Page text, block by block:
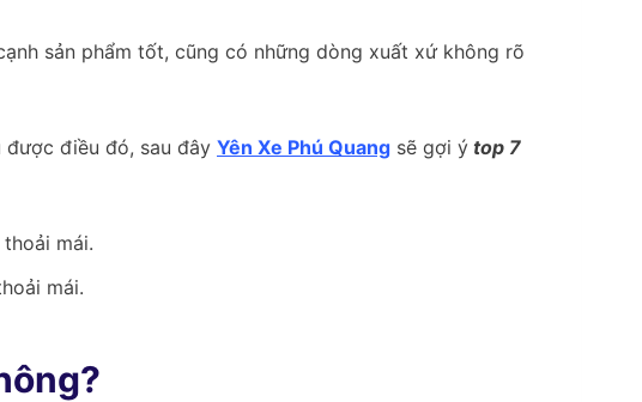
sản phẩm tốt, cũng có những dòng xuất xứ không rõ
được điều đó, sau đây Yên Xe Phú Quang sẽ gợi ý top 7
mái.